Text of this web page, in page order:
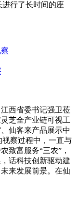
行了长时间的座
西省委书记强卫莅
芝全产业链可视工
仙客来产品展示中
视察过程中，一直与
致富服务“三农”，
话科技创新驱动建
来发展前景。在仙